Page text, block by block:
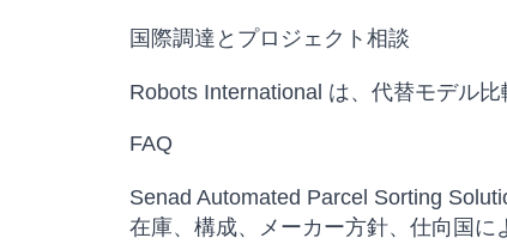
国際調達とプロジェクト相談
Robots International は、代替モデル
FAQ
Senad Automated Parcel Sorting
在庫、構成、メーカー方針、仕向国に